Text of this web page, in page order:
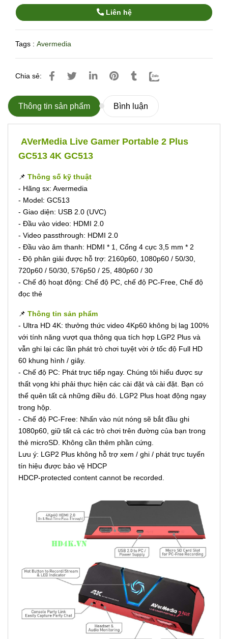
Liên hệ
Tags : Avermedia
Chia sẻ:
Thông tin sản phẩm Bình luận
AVerMedia Live Gamer Portable 2 Plus
GC513 4K GC513
📌 Thông số kỹ thuật
- Hãng sx: Avermedia
- Model: GC513
- Giao diện: USB 2.0 (UVC)
- Đầu vào video: HDMI 2.0
- Video passthrough: HDMI 2.0
- Đầu vào âm thanh: HDMI * 1, Cổng 4 cực 3,5 mm * 2
- Độ phân giải được hỗ trợ: 2160p60, 1080p60 / 50/30,
720p60 / 50/30, 576p50 / 25, 480p60 / 30
- Chế độ hoạt động: Chế độ PC, chế độ PC-Free, Chế độ
đọc thẻ
📌 Thông tin sản phẩm
- Ultra HD 4K: thưởng thức video 4Kp60 không bị lag 100%
với tính năng vượt qua thông qua tích hợp LGP2 Plus và
vẫn ghi lại các lần phát trò chơi tuyệt vời ở tốc độ Full HD
60 khung hình / giây.
- Chế độ PC: Phát trực tiếp ngay. Chúng tôi hiểu được sự
thất vọng khi phải thực hiện các cài đặt và cài đặt. Bạn có
thể quên tất cả những điều đó. LGP2 Plus hoạt động ngay
trong hộp.
- Chế độ PC-Free: Nhấn vào nút nóng sẽ bắt đầu ghi
1080p60, giữ tất cả các trò chơi trên đường của bạn trong
thẻ microSD. Không cần thêm phần cứng.
Lưu ý: LGP2 Plus không hỗ trợ xem / ghi / phát trực tuyến
tín hiệu được bảo vệ HDCP
HDCP-protected content cannot be recorded.